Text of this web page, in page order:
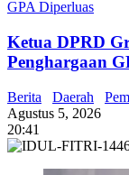
Ketua DPRD
Penghargaan
Berita Daerah
Agustus 5, 2026
20:41